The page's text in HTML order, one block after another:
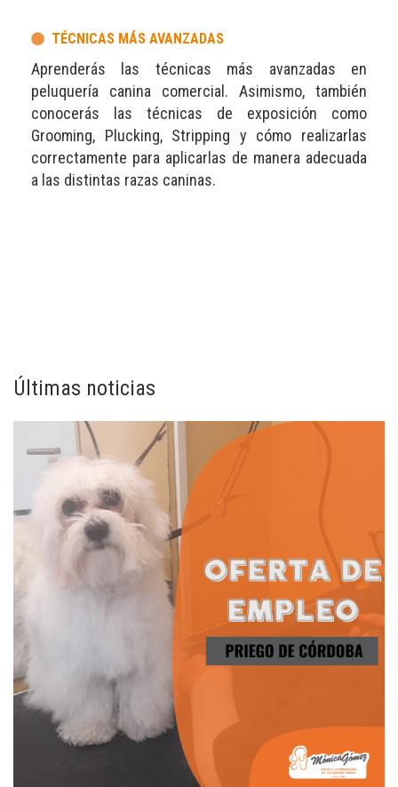
TÉCNICAS MÁS AVANZADAS
Aprenderás las técnicas más avanzadas en
peluquería canina comercial. Asimismo, también
conocerás las técnicas de exposición como
Grooming, Plucking, Stripping y cómo realizarlas
correctamente para aplicarlas de manera adecuada
a las distintas razas caninas.
Últimas noticias